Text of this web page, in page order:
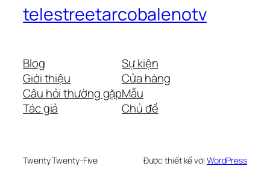
telestreetarcobalenotv
Blog
Giới thiệu
Câu hỏi thường gặp
Tác giả
Sự kiện
Cửa hàng
Mẫu
Chủ đề
Twenty Twenty-Five Được thiết kế với WordPress